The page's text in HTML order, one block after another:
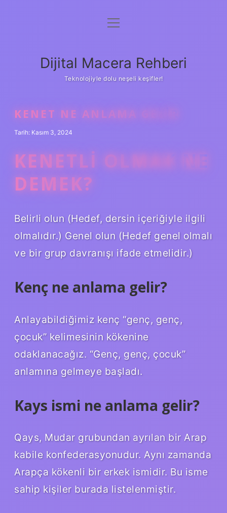
Anasayfa
Yasal Uyarı
menüyü
Dijital Macera Rehberi
Teknolojiyle dolu neşeli keşifler!
KENET NE ANLAMA GELIR
Tarih: Kasım 3, 2024
KENETLI OLMAK NE
DEMEK?
Belirli olun (Hedef, dersin içeriğiyle ilgili
olmalıdır.) Genel olun (Hedef genel olmalı
ve bir grup davranışı ifade etmelidir.)
Kenç ne anlama gelir?
Anlayabildiğimiz kenç “genç, genç,
çocuk” kelimesinin kökenine
odaklanacağız. “Genç, genç, çocuk”
anlamına gelmeye başladı.
Kays ismi ne anlama gelir?
Qays, Mudar grubundan ayrılan bir Arap
kabile konfederasyonudur. Aynı zamanda
Arapça kökenli bir erkek ismidir. Bu isme
sahip kişiler burada listelenmiştir.